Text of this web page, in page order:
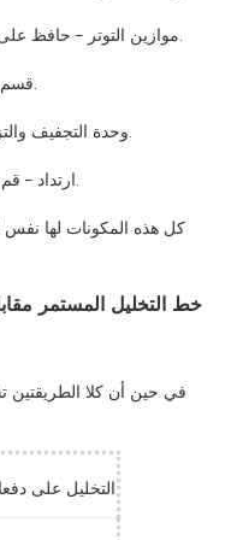
موازين التوتر – حافظ على شد الشريط لضمان المعالجة الموحدة.
قسم الشطف والتحييد – يزيل بقايا الأحماض.
وحدة التجفيف والتزييت – تحضير الفولاذ لمزيد من التصنيع.
ارتداد – قم بتجميع الشريط المعالج للمرحلة التالية.
كل هذه المكونات لها نفس
خط التخليل المستمر
في حين أن كلا الطريقتين
التخليل على